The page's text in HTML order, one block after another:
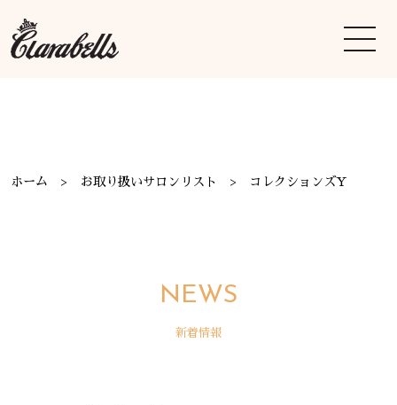
ホーム お取り扱いサロンリスト コレクションズY
NEWS
新着情報